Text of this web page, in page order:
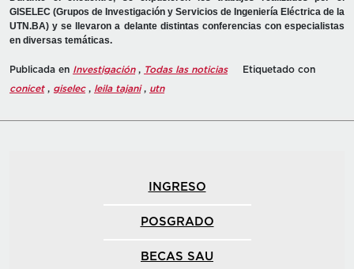
GISELEC (Grupos de Investigación y Servicios de Ingeniería Eléctrica de la
UTN.BA) y se llevaron a delante distintas conferencias con especialistas
en diversas temáticas.
Publicada en Investigación, Todas las noticias
Etiquetado con
conicet, giselec, leila tajani, utn
INGRESO
POSGRADO
BECAS SAU